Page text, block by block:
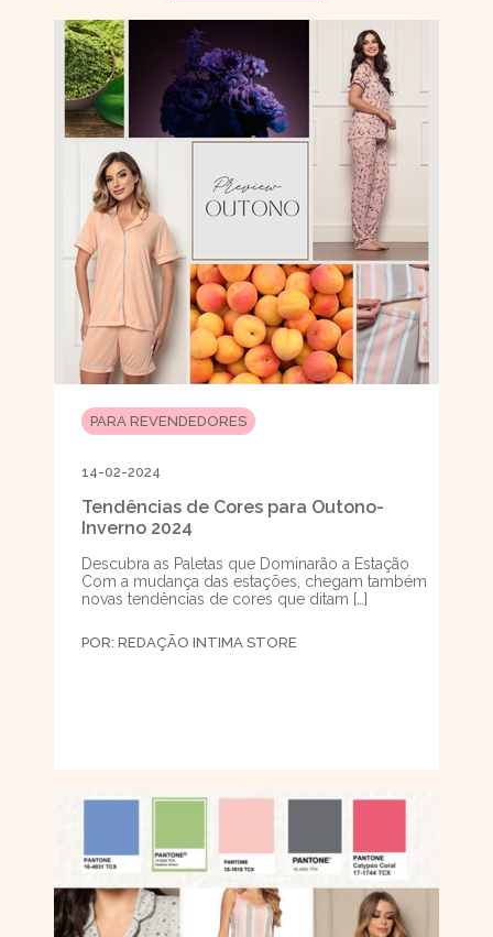
PARA REVENDEDORES
14-02-2024
Tendências de Cores para Outono-
Inverno 2024
Descubra as Paletas que Dominarão a Estação
Com a mudança das estações, chegam também
novas tendências de cores que ditam […]
POR: REDAÇÃO INTIMA STORE